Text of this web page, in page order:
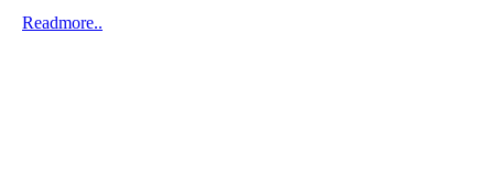
Readmore..